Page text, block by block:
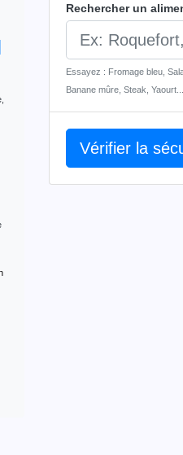
Rechercher un
Essayez : Fromage bleu,
Banane mûre, Steak, Yaourt...
Vérifier la